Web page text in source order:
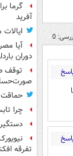
0
گرما
آفرید
آیا
دوران
توقف
حماقت
چرا
تفرقه